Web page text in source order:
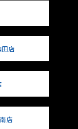
田店
店